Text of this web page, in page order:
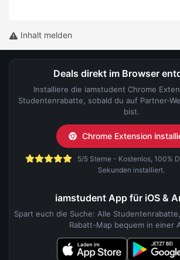
Inhalt melden
Deals direkt im Browser
Installiere die iamstudent Chrome
Studentenrabatte, sobald du auf Partner-
bist.
Chrome Extension
5/5 Sterne - Kostenlos, 100%
Sekunden installiert.
iamstudent App für iOS &
Spart euch die Suche: Alle
Rabatt-Map bequem in einer